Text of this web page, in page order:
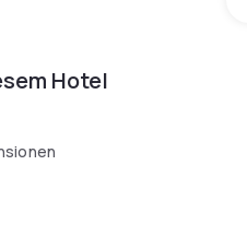
Hotel